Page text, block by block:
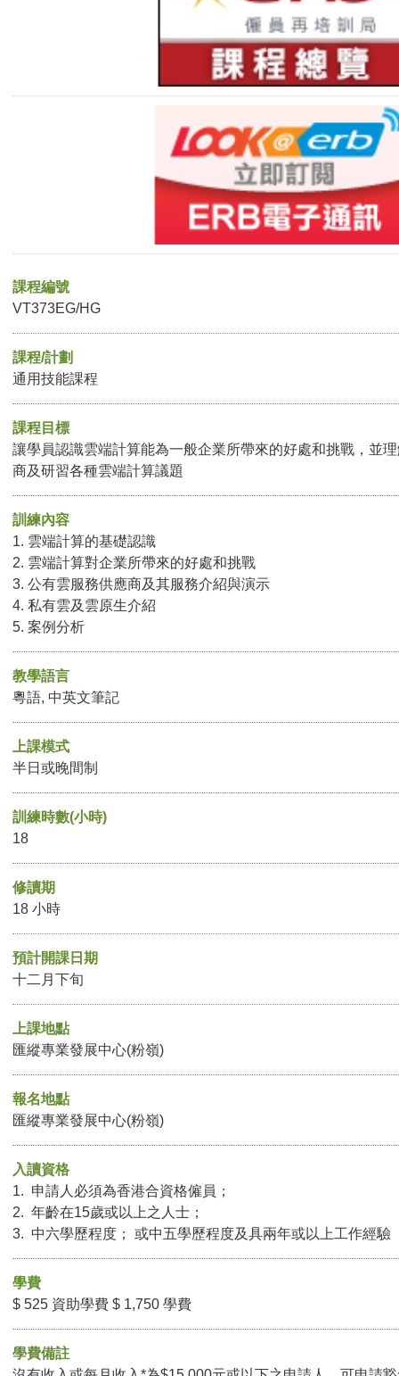
課程編號
VT373EG/HG
課程/計劃
通用技能課程
課程目標
讓學員認識雲端計算能為一般企業所帶來的好處和挑戰，並
商及研習各種雲端計算議題
訓練內容
1. 雲端計算的基礎認識
2. 雲端計算對企業所帶來的好處和挑戰
3. 公有雲服務供應商及其服務介紹與演示
4. 私有雲及雲原生介紹
5. 案例分析
教學語言
粵語, 中英文筆記
上課模式
半日或晚間制
訓練時數(小時)
18
修讀期
18 小時
預計開課日期
十二月下旬
上課地點
匯縱專業發展中心(粉嶺)
報名地點
匯縱專業發展中心(粉嶺)
入讀資格
1. 申請人必須為香港合資格僱員；
2. 年齡在15歲或以上之人士；
3. 中六學歷程度； 或中五學歷程度及具兩年或以上工作經驗
學費
$ 525 資助學費 $ 1,750 學費
學費備註